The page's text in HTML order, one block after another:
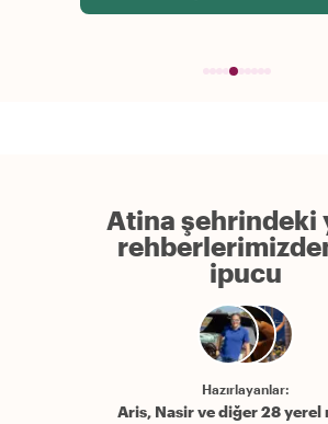
Atina şehrindeki
ipucu
Hazırlayanlar:
Aris, Nasir ve diğer 28 yerel